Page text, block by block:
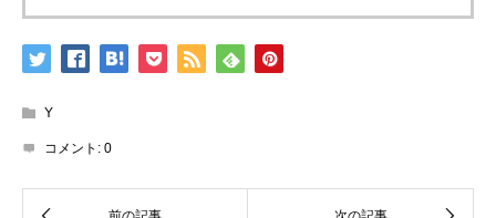
Y
コメント: 0